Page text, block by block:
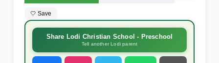
🤍 Save
Share Lodi Christian School - Preschool
Tell another Lodi parent